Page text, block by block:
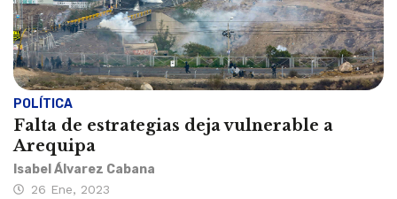
POLÍTICA
Falta de estrategias deja vulnerable a
Arequipa
Isabel Álvarez Cabana
26 Ene, 2023